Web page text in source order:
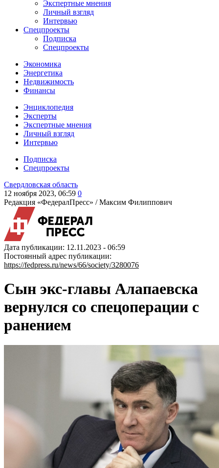
Экспертные мнения
Личный взгляд
Интервью
Спецпроекты
Подписка
Спецпроекты
Экономика
Энергетика
Недвижимость
Финансы
Энциклопедия
Эксперты
Экспертные мнения
Личный взгляд
Интервью
Подписка
Спецпроекты
Свердловская область
12 ноября 2023, 06:59 0
Редакция «ФедералПресс» /Максим Филиппович
Дата публикации: 12.11.2023 - 06:59
Постоянный адрес публикации:
https://fedpress.ru/news/66/society/3280076
Сын экс-главы Алапаевска
вернулся со спецоперации с
ранением